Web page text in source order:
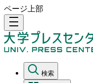
ページ上部
density_medium
検索